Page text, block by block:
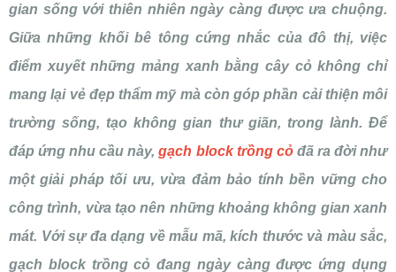
gian sống với thiên nhiên ngày càng được ưa chuộng.
Giữa những khối bê tông cứng nhắc của đô thị, việc
điểm xuyết những mảng xanh bằng cây cỏ không chỉ
mang lại vẻ đẹp thẩm mỹ mà còn góp phần cải thiện môi
trường sống, tạo không gian thư giãn, trong lành. Để
đáp ứng nhu cầu này,gạch block trồng cỏđã ra đời như
một giải pháp tối ưu, vừa đảm bảo tính bền vững cho
công trình, vừa tạo nên những khoảng không gian xanh
mát. Với sự đa dạng về mẫu mã, kích thước và màu sắc,
gạch block trồng cỏ đang ngày càng được ứng dụng